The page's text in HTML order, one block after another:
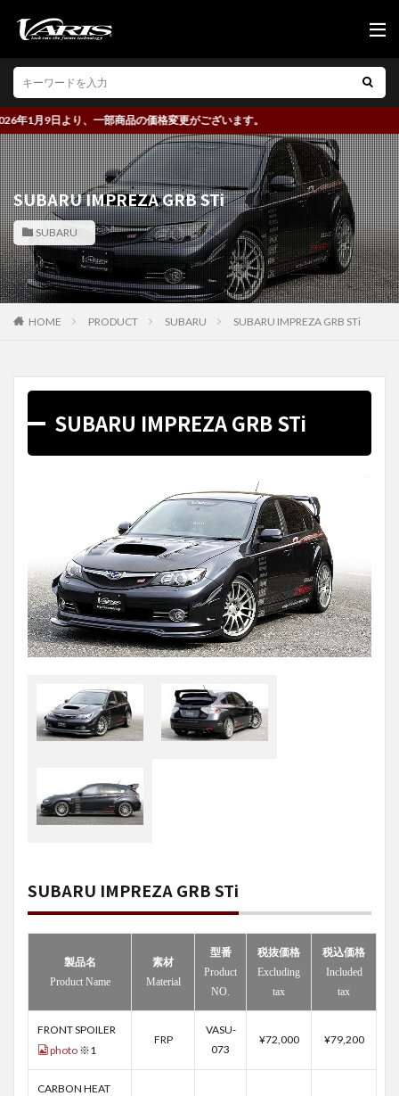
月9日より、一部商品の価格変更がございます。
SUBARU IMPREZA GRB STi
SUBARU
HOME PRODUCT SUBARU SUBARU IMPREZA GRB STi
SUBARU IMPREZA GRB STi
SUBARU IMPREZA GRB STi
製品名
Product Name
素材
Material
型番
Product
NO.
税抜価格
Excluding
tax
税込価格
Included
tax
FRONT SPOILER
photo ※1
FRP
VASU-
073
¥72,000 ¥79,200
CARBON HEAT